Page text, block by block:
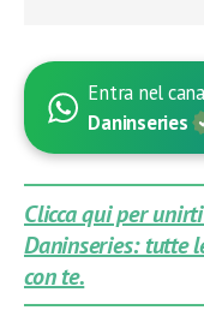
Entra nel
Daninseries
Clicca qui per
Daninseries: tutte
con te.